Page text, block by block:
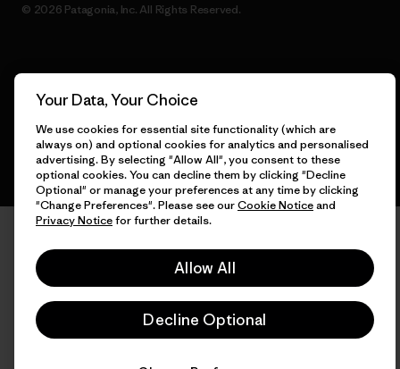
© 2026 Patagonia, Inc. All Rights Reserved.
Your Data, Your Choice
We use cookies for essential site functionality (which are
always on) and optional cookies for analytics and personalised
advertising. By selecting "Allow All", you consent to these
optional cookies. You can decline them by clicking "Decline
Optional" or manage your preferences at any time by clicking
"Change Preferences". Please see ourCookie Noticeand
Privacy Noticefor further details.
Allow All
Decline Optional